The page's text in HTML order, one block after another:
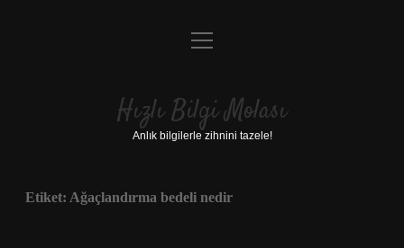
Anasayfa
Yasal Uyarı
menüyü
Hızlı Bilgi Molası
Anlık bilgilerle zihnini tazele!
Etiket: Ağaçlandırma bedeli nedir